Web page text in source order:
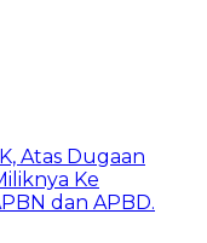
Atas Dugaan
Ke
dan APBD.